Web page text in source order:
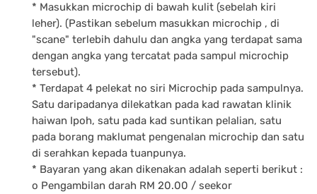
* Masukkan microchip di bawah kulit (sebelah kiri
leher). (Pastikan sebelum masukkan microchip , di
"scane" terlebih dahulu dan angka yang terdapat sama
dengan angka yang tercatat pada sampul microchip
tersebut).
* Terdapat 4 pelekat no siri Microchip pada sampulnya.
Satu daripadanya dilekatkan pada kad rawatan klinik
haiwan Ipoh, satu pada kad suntikan pelalian, satu
pada borang maklumat pengenalan microchip dan satu
di serahkan kepada tuanpunya.
* Bayaran yang akan dikenakan adalah seperti berikut :
o Pengambilan darah RM 20.00 / seekor